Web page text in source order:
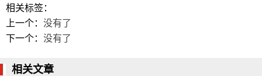
相关标签：
上一个： 没有了
下一个： 没有了
相关文章